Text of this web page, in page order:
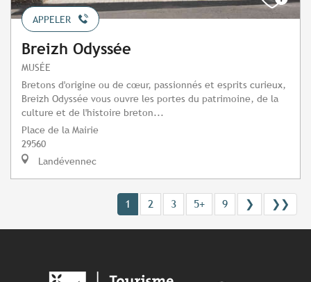
APPELER
Breizh Odyssée
MUSÉE
Bretons d'origine ou de cœur, passionnés et esprits curieux,
Breizh Odyssée vous ouvre les portes du patrimoine, de la
culture et de l'histoire breton...
Place de la Mairie
29560
Landévennec
1 2 3 5+ 9 ❯ ❯❯